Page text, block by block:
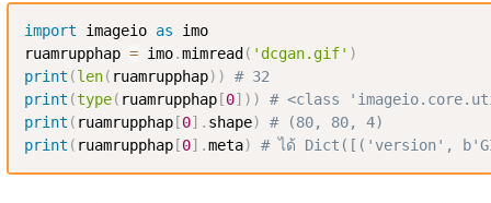
import imageio as imo
ruamrupphap = imo.mimread ( 'dcgan.gif' )
print (len( ruamrupphap) )
# 32
print (type( ruamrupphap [0] ) )
# <class
print ( ruamrupphap [0] . shape)
# (80, 80, 4)
print ( ruamrupphap [0] .meta) # ได้ Dict([('version',